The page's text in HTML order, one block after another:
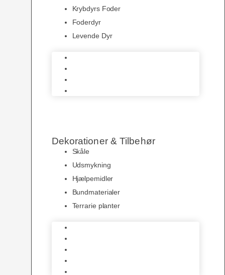
Krybdyrs Foder
Foderdyr
Levende Dyr
Dekorationer & Tilbehør
Skåle
Udsmykning
Hjælpemidler
Bundmaterialer
Terrarie planter